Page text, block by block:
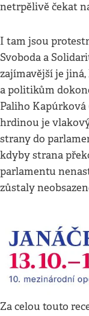
netrpělivě čekat
I tam jsou
Svoboda a
zajímavější je
a politikům
Paliho Kapúrková
hrdinou je
strany do
kdyby strana
parlamentu
zůstaly
Za celou touto